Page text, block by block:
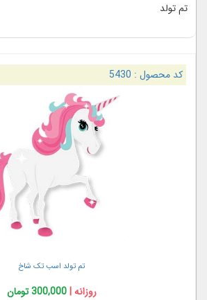
تم تولد
کد محصول : 5430
تم تولد اسب تک شاخ
روزانه |300,000 تومان